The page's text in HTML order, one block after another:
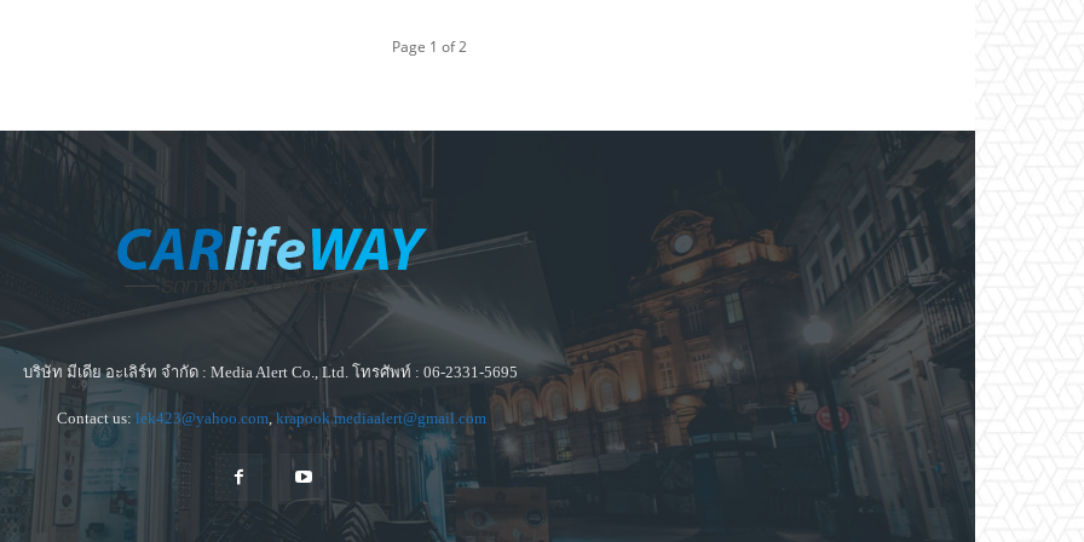
Page 1 of 2
บริษัท มีเดีย อะเลิร์ท จำกัด : Media Alert Co., Ltd. โทรศัพท์ : 06-2331-5695
Contact us: lek423@yahoo.com, krapook.mediaalert@gmail.com